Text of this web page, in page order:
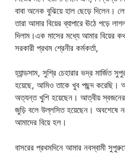
বাবা অনেক বুঝিয়ে হাল ছেড়ে দিলেন।
তারা আমার বিয়ের ব্যাপারে ঊঠে পড়ে
দিলাম।এক মাসের মধ্যে আমার বিয়ের
সরকারী প্রথম শ্রেনীর কর্মকর্তা,
হ্যান্ডসাম, সুশ্রি চেহারার ভদ্র মার্জিত
হয়েছে, আমিও তাকে খুব পছন্দ করেছি।
অত্যন্ত খুশি হয়েছেন। আত্বীয় স্বজনের
জুড়ি বলে উল্লসিত হয়েছেন। অবশেষে
আমাদের বিয়ে হল।
বাসরের প্রথমদিনে আমার নবস্বামী